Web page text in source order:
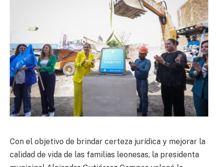
Con el objetivo de brindar certeza jurídica y mejorar la
calidad de vida de las familias leonesas, la presidenta